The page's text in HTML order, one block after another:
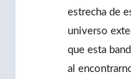
estrecha de
universo
que esta
al